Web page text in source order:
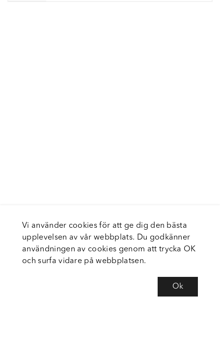
Vi använder cookies för att ge dig den bästa
upplevelsen av vår webbplats. Du godkänner
användningen av cookies genom att trycka OK
och surfa vidare på webbplatsen.
Ok